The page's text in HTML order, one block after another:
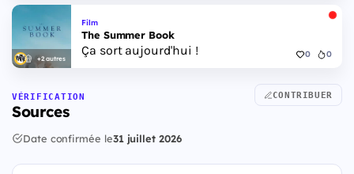
+2 autres
Film
The Summer Book
Ça sort aujourd'hui ! 0 0
VÉRIFICATION
Sources
CONTRIBUER
Date confirmée le31 juillet 2026